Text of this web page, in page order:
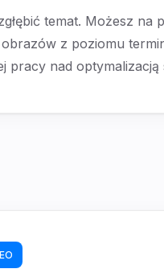
temat. Możesz na
z poziomu
pracy nad optymalizacją